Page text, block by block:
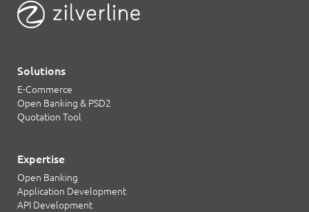
Solutions
E-Commerce
Open Banking & PSD2
Quotation Tool
Expertise
Open Banking
Application Development
API Development